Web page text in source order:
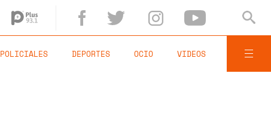
POLICIALES DEPORTES OCIO VIDEOS